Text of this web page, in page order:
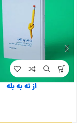
از نه به بله